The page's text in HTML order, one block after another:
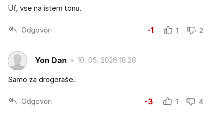
Uf, vse na istem tonu.
Odgovori -1 1 2
Yon Dan 10. 05. 2026 18.28
Samo za drogeraše.
Odgovori -3 1 4